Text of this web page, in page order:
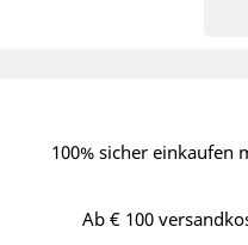
100% sicher einkaufen
Ab € 100